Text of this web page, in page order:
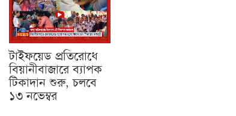
টাইফয়েড প্রতিরোধে
বিয়ানীবাজারে ব্যাপক
টিকাদান শুরু, চলবে
১৩ নভেম্বর